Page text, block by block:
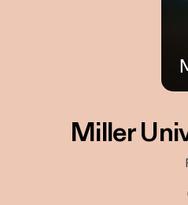
Miller